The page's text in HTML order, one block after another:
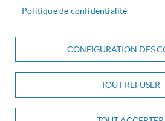
Pied
PLAN DU SITE CONTACT
Politique de confidentialité
CONFIGURATION DES
TOUT REFUSER